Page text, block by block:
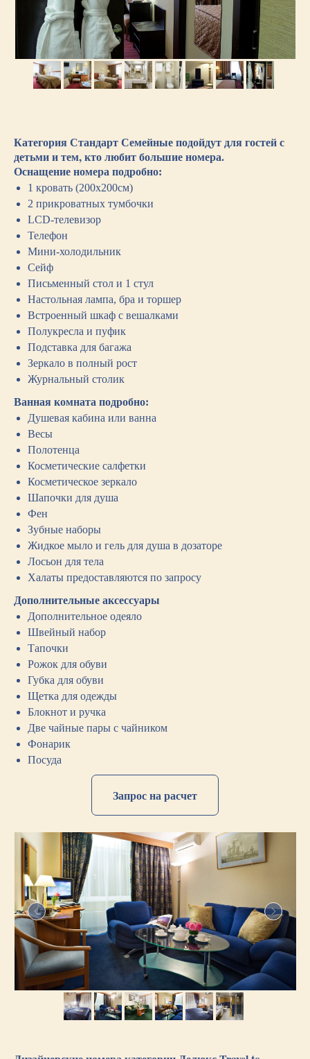
Категория Стандарт Семейные подойдут для гостей с
детьми и тем, кто любит большие номера.
Оснащение номера подробно:
1 кровать (200х200см)
2 прикроватных тумбочки
LCD-телевизор
Телефон
Мини-холодильник
Сейф
Письменный стол и 1 стул
Настольная лампа, бра и торшер
Встроенный шкаф с вешалками
Полукресла и пуфик
Подставка для багажа
Зеркало в полный рост
Журнальный столик
Ванная комната подробно:
Душевая кабина или ванна
Весы
Полотенца
Косметические салфетки
Косметическое зеркало
Шапочки для душа
Фен
Зубные наборы
Жидкое мыло и гель для душа в дозаторе
Лосьон для тела
Халаты предоставляются по запросу
Дополнительные аксессуары
Дополнительное одеяло
Швейный набор
Тапочки
Рожок для обуви
Губка для обуви
Щетка для одежды
Блокнот и ручка
Две чайные пары с чайником
Фонарик
Посуда
Запрос на расчет